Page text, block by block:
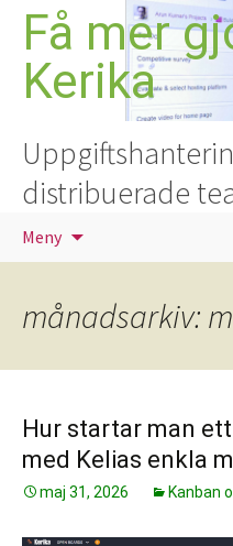
Hoppa
innehåll
Få mer
Kerika
distribuerade
Meny
månadsarkiv:
Hur startar man
med Kelias enkla
maj 31, 2026 Kanban